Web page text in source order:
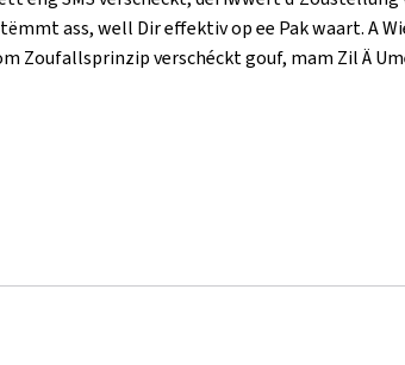
ass, well Dir effektiv op ee Pak waart. A
Zoufallsprinzip verschéckt gouf, mam Zil Ä